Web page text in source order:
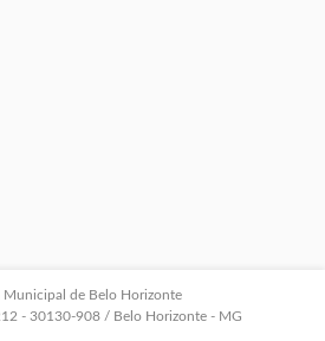
Municipal de Belo Horizonte
- 30130-908 / Belo Horizonte - MG